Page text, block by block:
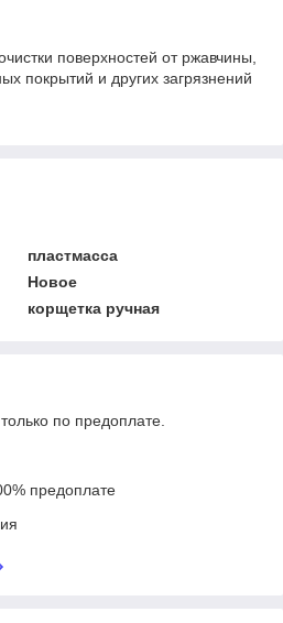
поверхностей от ржавчины,
покрытий и других загрязнений
пластмасса
Новое
корщетка ручная
по предоплате.
предоплате